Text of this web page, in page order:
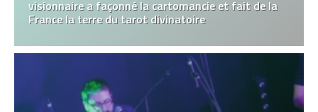
visionnaire a façonné la cartomancie et fait de la
France la terre du tarot divinatoire